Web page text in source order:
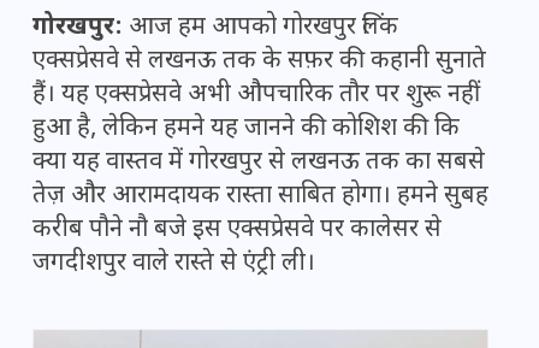
गोरखपुर: आज हम आपको गोरखपुर लिंक
एक्सप्रेसवे से लखनऊ तक के सफ़र की कहानी सुनाते
हैं। यह एक्सप्रेसवे अभी औपचारिक तौर पर शुरू नहीं
हुआ है, लेकिन हमने यह जानने की कोशिश की कि
क्या यह वास्तव में गोरखपुर से लखनऊ तक का सबसे
तेज़ और आरामदायक रास्ता साबित होगा। हमने सुबह
करीब पौने नौ बजे इस एक्सप्रेसवे पर कालेसर से
जगदीशपुर वाले रास्ते से एंट्री ली।